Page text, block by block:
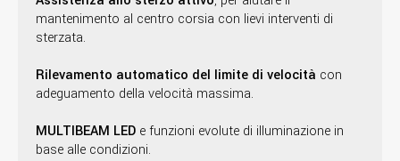
mantenimento al centro corsia con lievi interventi di
sterzata.
Rilevamento automatico del limite di velocità con
adeguamento della velocità massima.
MULTIBEAM LED e funzioni evolute di illuminazione in
base alle condizioni.